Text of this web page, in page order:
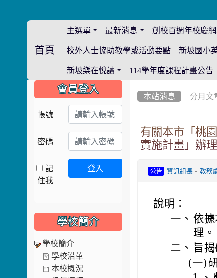
首頁
主選單 最新消息 創校百週年校慶
校外人士協助教學或活動要點 新坡國小
新坡樂在悅讀 114學年度課程計畫公告
本站消息 分月文
有關本市「桃
實施計畫」辦
公告 資訊組長 -教務
說明：
一、 依
理。
二、 旨
(一)
::: 會員登入
帳號
密碼
記
住我
登入
學校簡介
學校簡介
學校沿革
本校概況